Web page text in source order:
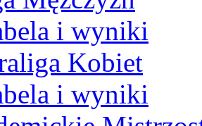
i wyniki
Kobiet
i wyniki